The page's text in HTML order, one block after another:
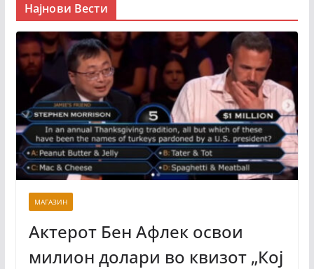
Најнови Вести
МАГАЗИН
Актерот Бен Афлек освои
милион долари во квизот „Кој